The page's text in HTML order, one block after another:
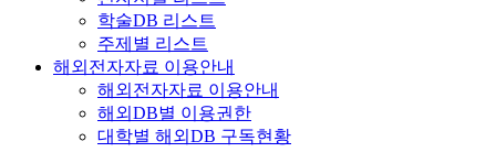
학술DB 리스트
주제별 리스트
해외전자자료 이용안내
해외전자자료 이용안내
해외DB별 이용권한
대학별 해외DB 구독현황